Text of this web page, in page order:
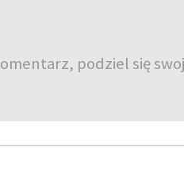
podziel się